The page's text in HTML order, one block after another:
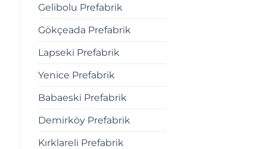
Gelibolu Prefabrik
Gökçeada Prefabrik
Lapseki Prefabrik
Yenice Prefabrik
Babaeski Prefabrik
Demirköy Prefabrik
Kırklareli Prefabrik